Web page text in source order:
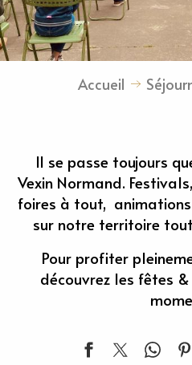
Accueil
Il se passe toujours
Vexin Normand.
foires à tout,
sur notre territoire
Pour profiter
découvrez les fêtes